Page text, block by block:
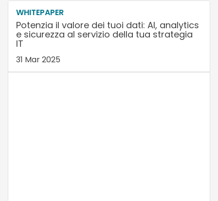
WHITEPAPER
Potenzia il valore dei tuoi dati: AI, analytics
e sicurezza al servizio della tua strategia
IT
31 Mar 2025